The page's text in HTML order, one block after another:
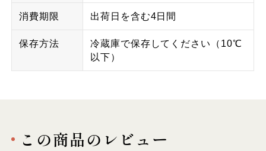
消費期限 出荷日を含む4日間
保存方法
冷蔵庫で保存してください（10℃
以下）
この商品のレビュー